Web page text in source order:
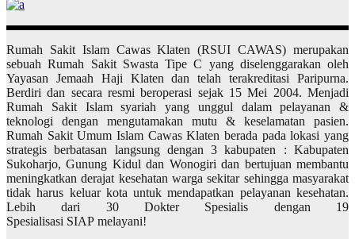
Rumah Sakit Islam Cawas Klaten (RSUI CAWAS) merupakan
sebuah Rumah Sakit Swasta Tipe C yang diselenggarakan oleh
Yayasan Jemaah Haji Klaten dan telah terakreditasi Paripurna.
Berdiri dan secara resmi beroperasi sejak 15 Mei 2004. Menjadi
Rumah Sakit Islam syariah yang unggul dalam pelayanan &
teknologi dengan mengutamakan mutu & keselamatan pasien.
Rumah Sakit Umum Islam Cawas Klaten berada pada lokasi yang
strategis berbatasan langsung dengan 3 kabupaten : Kabupaten
Sukoharjo, Gunung Kidul dan Wonogiri dan bertujuan membantu
meningkatkan derajat kesehatan warga sekitar sehingga masyarakat
tidak harus keluar kota untuk mendapatkan pelayanan kesehatan.
Lebih dari 30 Dokter Spesialis dengan 19
Spesialisasi SIAP melayani!